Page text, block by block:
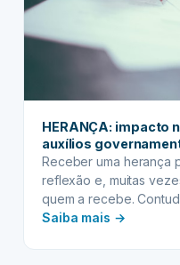
HERANÇA: impacto
auxílios
Receber uma herança
reflexão e, muitas
quem a recebe.
compreender que esse
Saiba mais →: